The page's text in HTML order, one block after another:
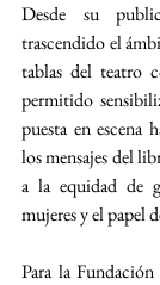
Desde su
trascendido el
tablas del teatro
permitido
puesta en escena
los mensajes del
a la equidad de
mujeres y el papel
Para la